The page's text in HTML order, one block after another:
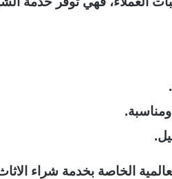
الخاصة بخدمة شراء